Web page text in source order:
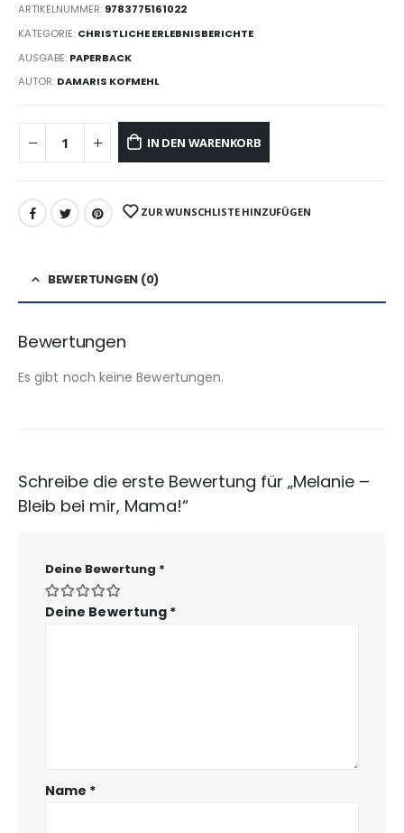
ARTIKELNUMMER: 9783775161022
KATEGORIE: CHRISTLICHE ERLEBNISBERICHTE
AUSGABE: PAPERBACK
AUTOR: DAMARIS KOFMEHL
IN DEN WARENKORB
ZUR WUNSCHLISTE HINZUFÜGEN
BEWERTUNGEN (0)
Bewertungen
Es gibt noch keine Bewertungen.
Schreibe die erste Bewertung für „Melanie –
Bleib bei mir, Mama!“
Deine Bewertung *
Deine Bewertung *
Name *